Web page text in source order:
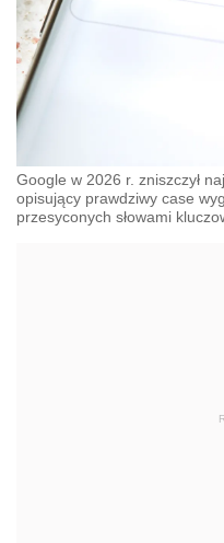
Google w 2026 r. zniszczył
opisujący prawdziwy case
przesyconych słowami